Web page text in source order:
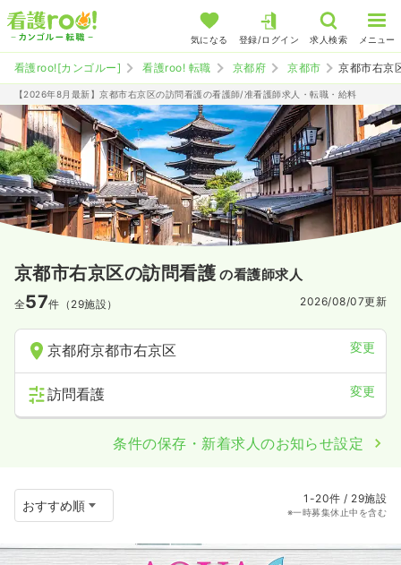
気になる 登録/ログイン 求人検索 メニュー
看護roo![カンゴルー] 看護roo! 転職 京都府 京都市 京都市右京
【2026年8月最新】京都市右京区の訪問看護の看護師/准看護師求人・転職・給料
京都市右京区の訪問看護 の看護師求人
全57件（29施設） 2026/08/07更新
京都府京都市右京区 変更
訪問看護 変更
条件の保存・新着求人のお知らせ設定
1-20件 / 29施設
※一時募集休止中を含む